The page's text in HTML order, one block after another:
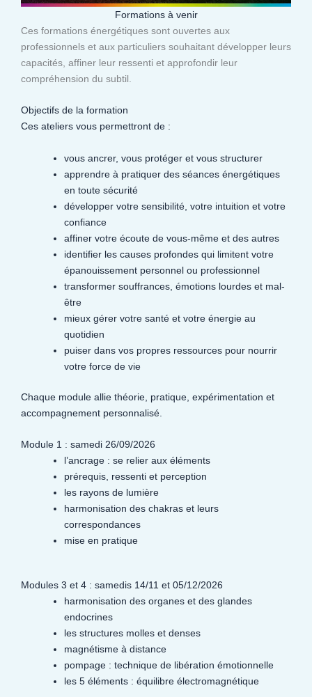
Formations à venir
Ces formations énergétiques sont ouvertes aux
professionnels et aux particuliers souhaitant développer leurs
capacités, affiner leur ressenti et approfondir leur
compréhension du subtil.​
Objectifs de la formation
Ces ateliers vous permettront de :
vous ancrer, vous protéger et vous structurer
apprendre à pratiquer des séances énergétiques
en toute sécurité
développer votre sensibilité, votre intuition et votre
confiance
affiner votre écoute de vous-même et des autres
identifier les causes profondes qui limitent votre
épanouissement personnel ou professionnel
transformer souffrances, émotions lourdes et mal-
être
mieux gérer votre santé et votre énergie au
quotidien
puiser dans vos propres ressources pour nourrir
votre force de vie
Chaque module allie théorie, pratique, expérimentation et
accompagnement personnalisé.
Module 1 : samedi 26/09/2026
l’ancrage : se relier aux éléments
prérequis, ressenti et perception
les rayons de lumière
harmonisation des chakras et leurs
correspondances
mise en pratique
Modules 3 et 4 : samedis 14/11 et 05/12/2026
harmonisation des organes et des glandes
endocrines
les structures molles et denses
magnétisme à distance
pompage : technique de libération émotionnelle
les 5 éléments : équilibre électromagnétique